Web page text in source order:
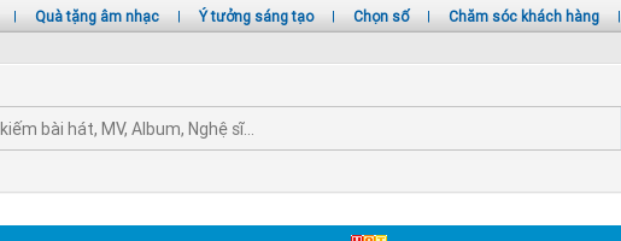
| Quà tặng âm nhạc | Ý tưởng sáng tạo | Chọn số | Chăm sóc khách hàng |